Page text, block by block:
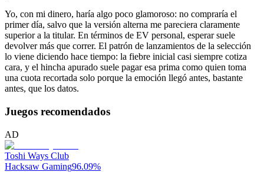
Yo, con mi dinero, haría algo poco glamoroso: no compraría el
primer día, salvo que la versión alterna me pareciera claramente
superior a la titular. En términos de EV personal, esperar suele
devolver más que correr. El patrón de lanzamientos de la selección
lo viene diciendo hace tiempo: la fiebre inicial casi siempre cotiza
cara, y el hincha apurado suele pagar esa prima como quien toma
una cuota recortada solo porque la emoción llegó antes, bastante
antes, que los datos.
Juegos recomendados
AD
Toshi Ways Club
Hacksaw Gaming96.09%